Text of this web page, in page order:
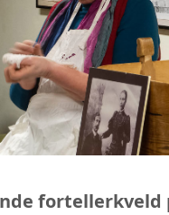
fortellerkveld